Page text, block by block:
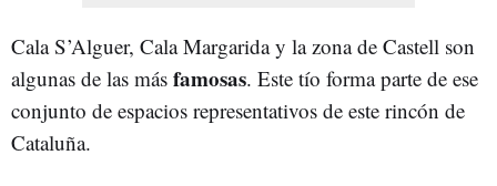
Cala S’Alguer, Cala Margarida y la zona de Castell son
algunas de las más famosas. Este tío forma parte de ese
conjunto de espacios representativos de este rincón de
Cataluña.